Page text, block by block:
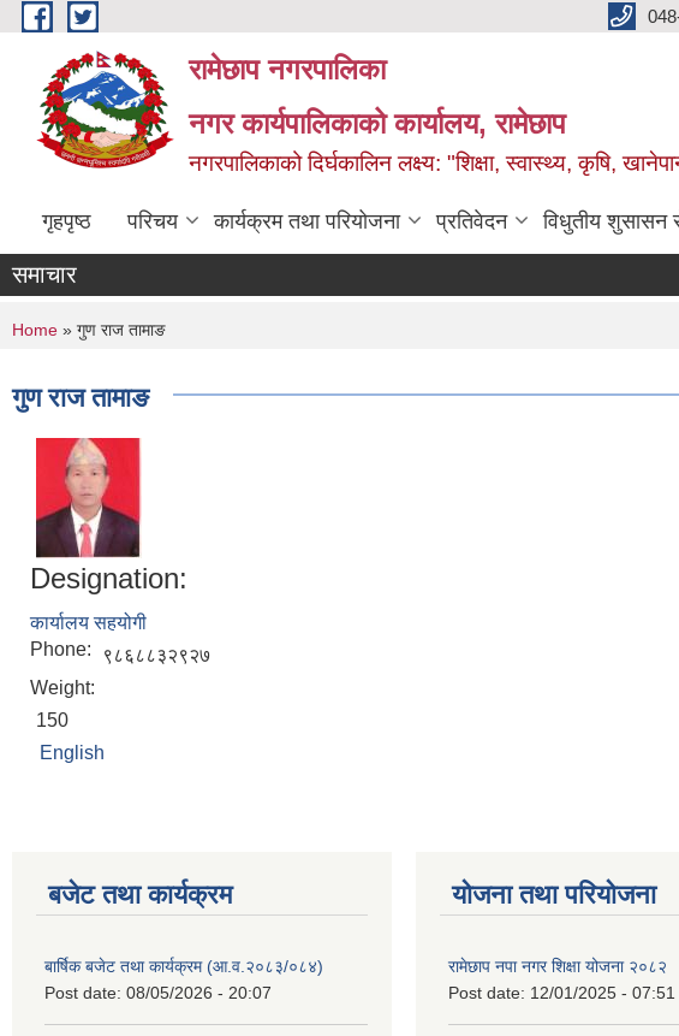
Skip to main content
रामेछाप नगरपालिका
नगर कार्यपालिकाको कार्यालय, रामेछाप
नगरपालिकाको दिर्घकालिन लक्ष्य: "शिक्षा, स्वास्थ्य, कृषि,
गृहपृष्ठ परिचय कार्यक्रम तथा परियोजना प्रतिवेदन विधुतीय शुसासन
समाचार
You are here
Home » गुण राज तामाङ
गुण राज तामाङ
Designation:
कार्यालय सहयोगी
Phone:
९८६८८३२९२७
Weight:
150
English
बजेट तथा कार्यक्रम
बार्षिक बजेट तथा कार्यक्रम (आ.व.२०८३/०८४)
Post date: 08/05/2026 - 20:07
योजना तथा परियोजना
रामेछाप नपा नगर शिक्षा योजना २०८२
Post date: 12/01/2025 - 07:51